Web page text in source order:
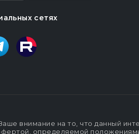
сетях
внимание на то, что данный
определяемой